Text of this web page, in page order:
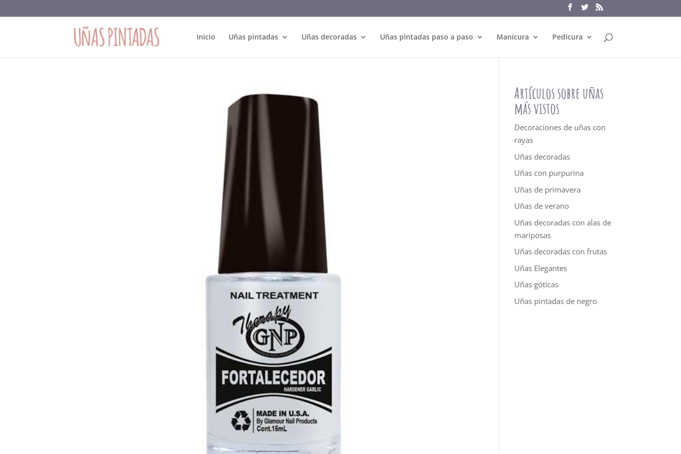
Inicio Uñas pintadas Uñas decoradas Uñas pintadas paso a paso Manicura Pedicura
Artículos sobre uñas
más vistos
Decoraciones de uñas con
rayas
Uñas decoradas
Uñas con purpurina
Uñas de primavera
Uñas de verano
Uñas decoradas con alas de
mariposas
Uñas decoradas con frutas
Uñas Elegantes
Uñas góticas
Uñas pintadas de negro